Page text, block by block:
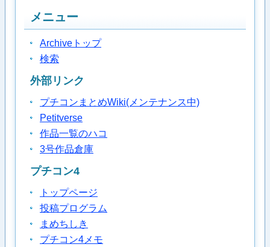
メニュー
Archiveトップ
検索
外部リンク
プチコンまとめWiki(メンテナンス中)
Petitverse
作品一覧のハコ
3号作品倉庫
プチコン4
トップページ
投稿プログラム
まめちしき
プチコン4メモ